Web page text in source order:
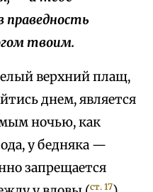
праведность
твоим.
верхний плащ,
днем, является
ночью, как
у бедняка —
запрещается
ст. 17